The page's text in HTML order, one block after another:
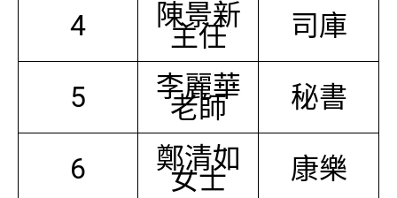
4 陳景新
主任 司庫
5 李麗華
老師 秘書
6 鄭清如
女士 康樂